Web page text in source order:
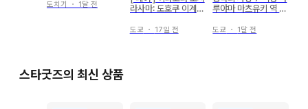
도치기 ・ 1달 전
라사마: 도호쿠 이계
도쿄 ・ 17일 전
루야마 마츠유키 역 도
도쿄 ・ 1달 전
스타굿즈의 최신 상품